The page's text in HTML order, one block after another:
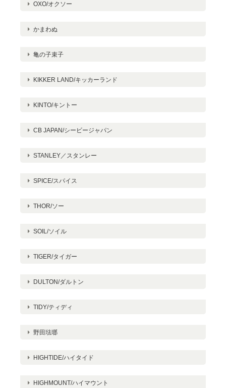
OXO/オクソー
かまわぬ
亀の子束子
KIKKER LAND/キッカーランド
KINTO/キントー
CB JAPAN/シービージャパン
STANLEY／スタンレー
SPICE/スパイス
THOR/ソー
SOIL/ソイル
TIGER/タイガー
DULTON/ダルトン
TIDY/ティディ
野田琺瑯
HIGHTIDE/ハイタイド
HIGHMOUNT/ハイマウント